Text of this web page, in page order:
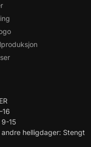
15
helligdager: Stengt